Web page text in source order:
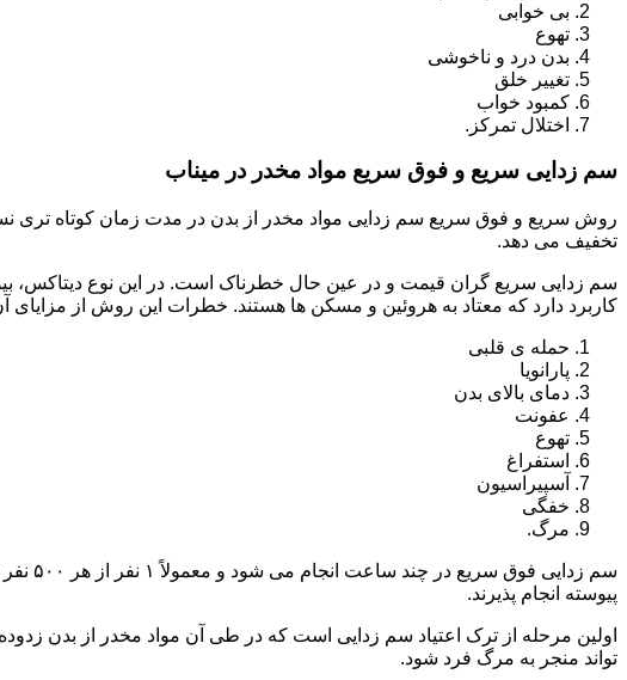
بی خوابی
تهوع
بدن درد و ناخوشی
تغییر خلق
کمبود خواب
اختلال تمرکز.
سم زدایی سریع و فوق سریع مواد مخدر در میناب
روش سریع و فوق سریع سم زدایی مواد مخدر از بدن در مدت زمان کوتاه تری
تخفیف می دهد.
سم زدایی سریع گران قیمت و در عین حال خطرناک است. در این نوع دیتاکس،
کاربرد دارد که معتاد به هروئین و مسکن ها هستند. خطرات این روش از
حمله ی قلبی
پارانویا
دمای بالای بدن
عفونت
تهوع
استفراغ
آسپیراسیون
خفگی
مرگ.
سم
پیوسته انجام پذیرند.
اولین مرحله از ترک اعتیاد سم زدایی است که در طی آن مواد مخدر از بدن
تواند منجر به مرگ فرد شود.